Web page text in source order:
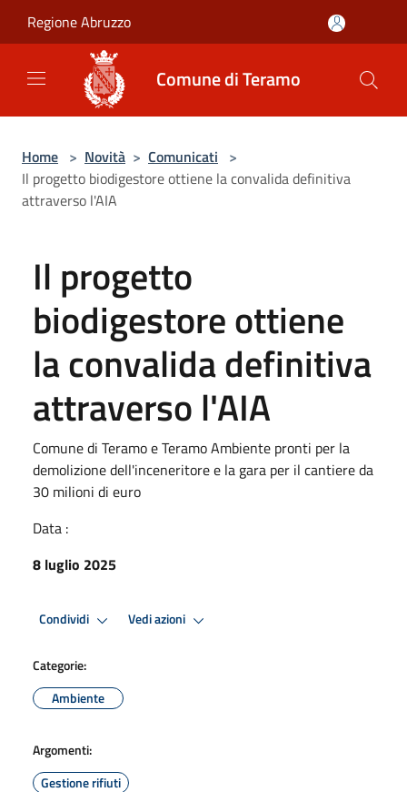
Regione Abruzzo
Comune di Teramo
Home > Novità > Comunicati >
Il progetto biodigestore ottiene la convalida definitiva
attraverso l'AIA
Il progetto
biodigestore ottiene
la convalida definitiva
attraverso l'AIA
Comune di Teramo e Teramo Ambiente pronti per la
demolizione dell'inceneritore e la gara per il cantiere da
30 milioni di euro
Data :
8 luglio 2025
Condividi Vedi azioni
Categorie:
Ambiente
Argomenti:
Gestione rifiuti